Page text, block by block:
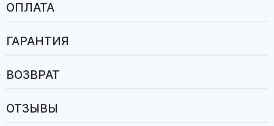
ОПЛАТА
ГАРАНТИЯ
ВОЗВРАТ
ОТЗЫВЫ